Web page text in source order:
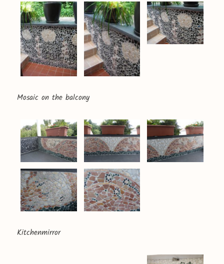
Mosaic on the balcony
Kitchenmirror